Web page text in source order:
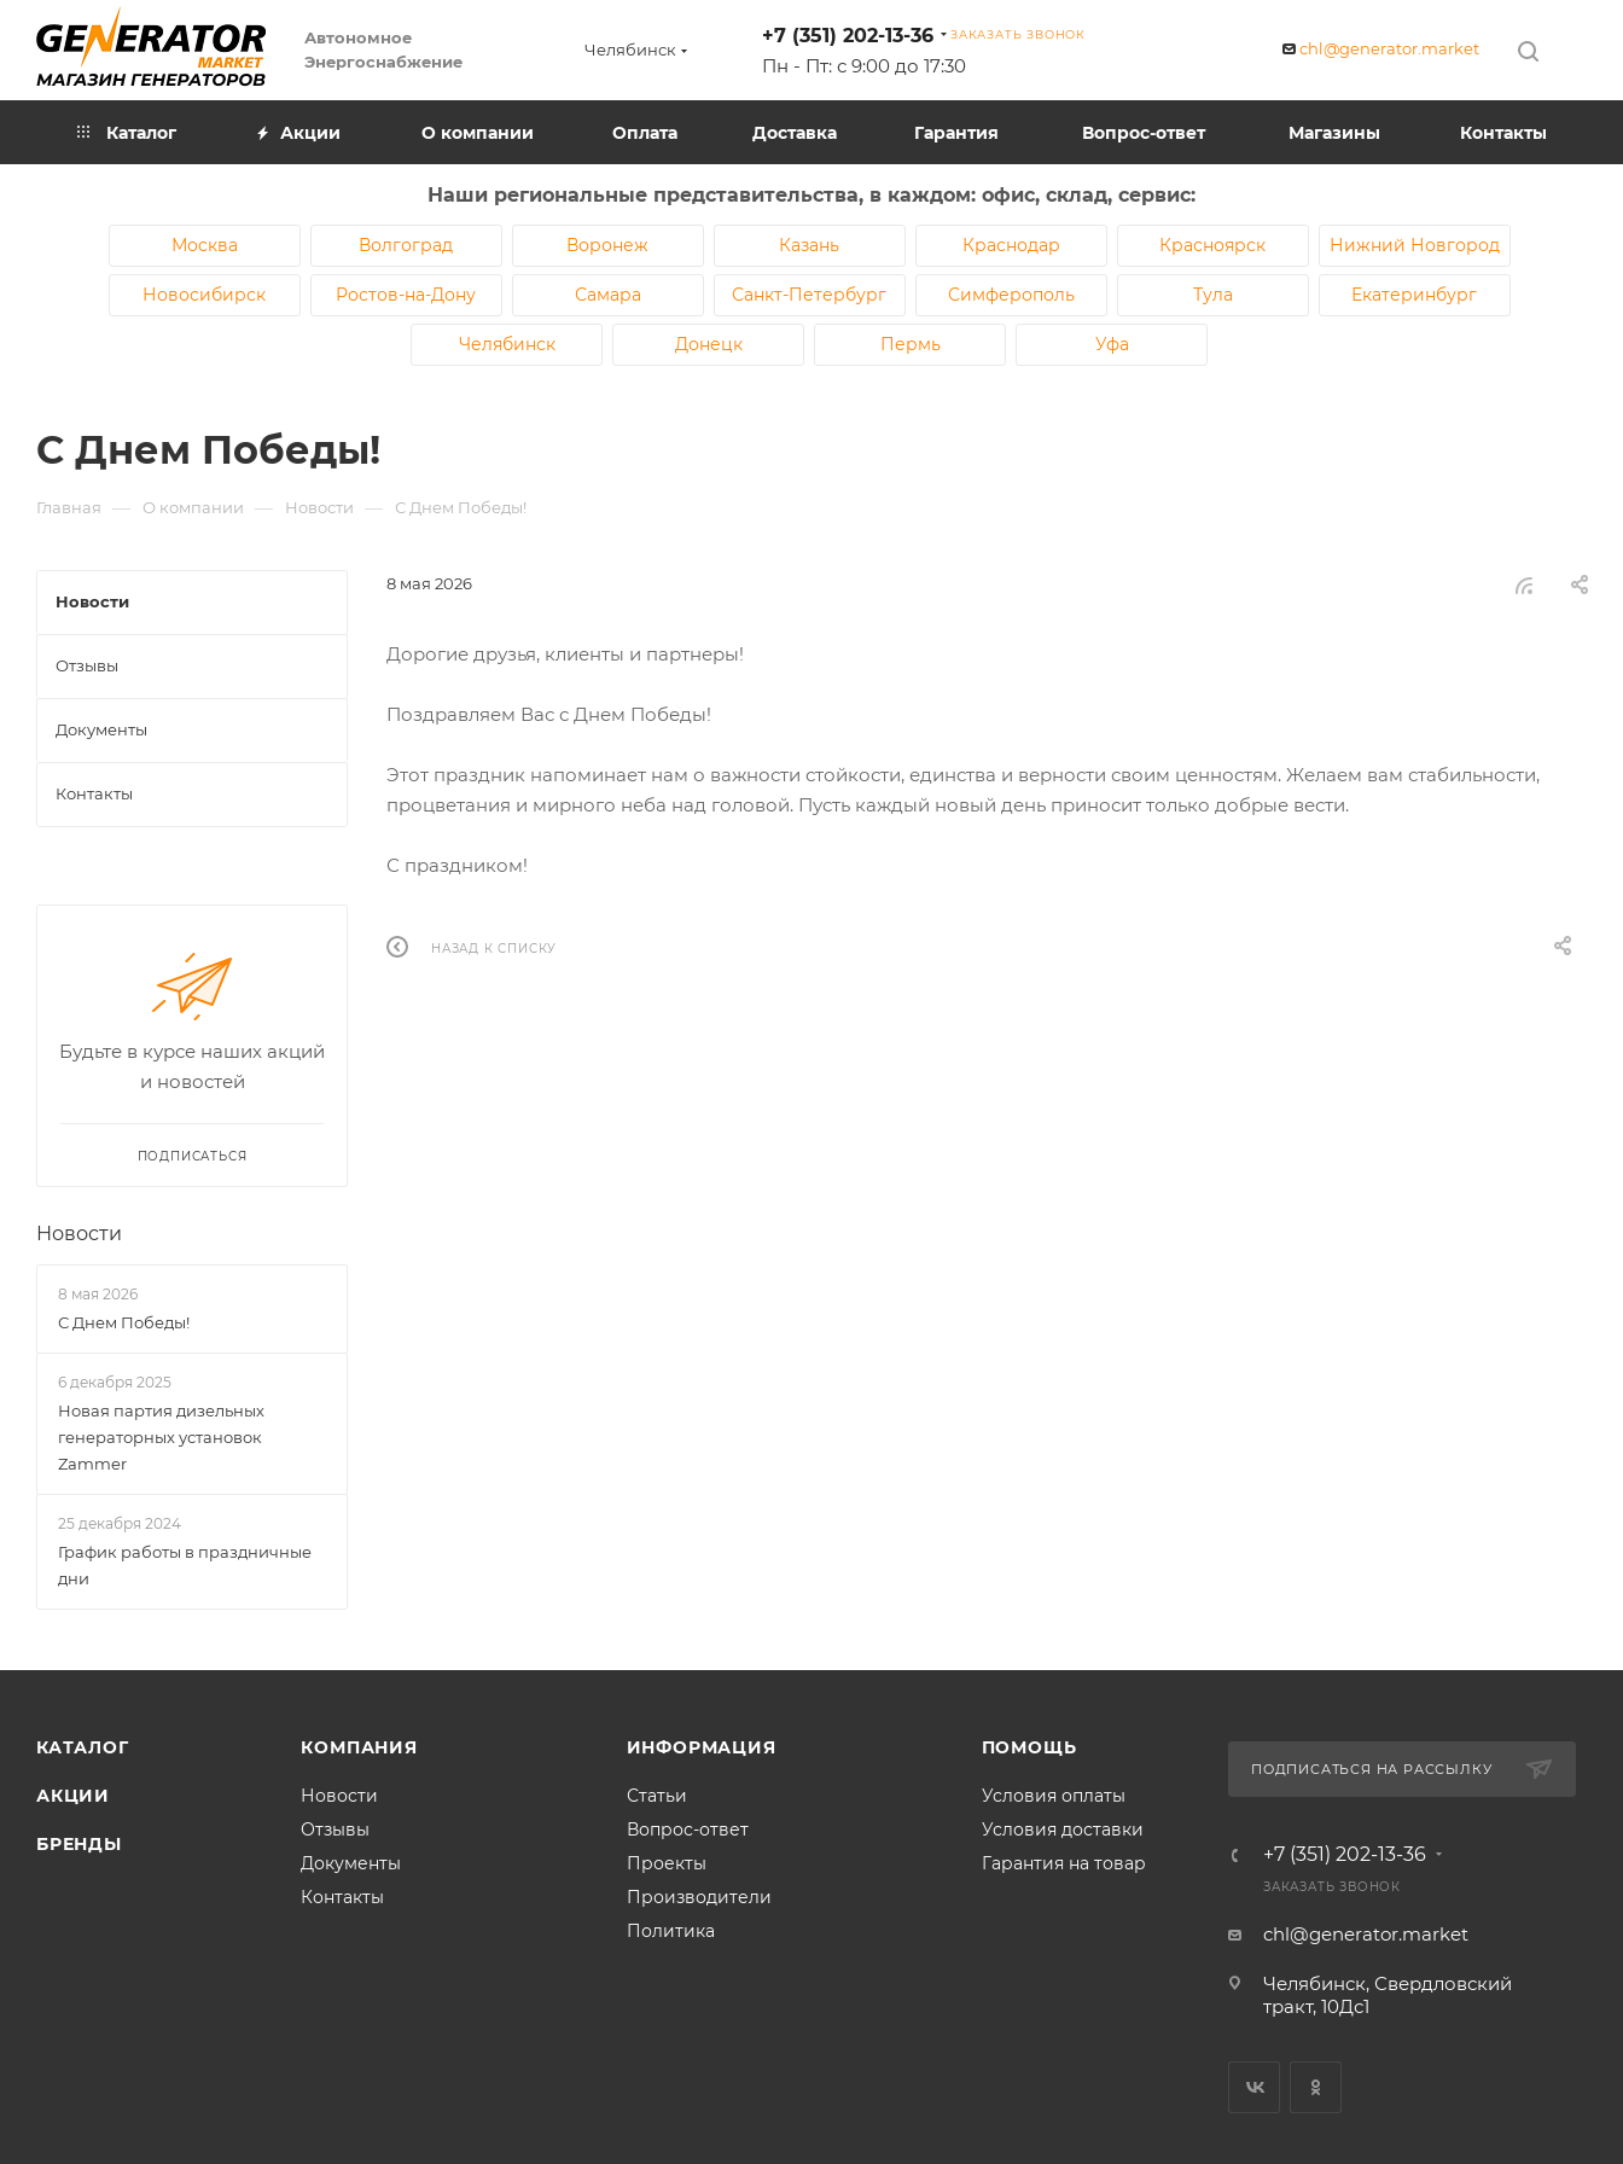
Автономное
Энергоснабжение
Челябинск
+7 (351) 202-13-36 ЗАКАЗАТЬ ЗВОНОК
Пн - Пт: с 9:00 до 17:30
chl@generator.market
Каталог Акции О компании Оплата Доставка Гарантия Вопрос-ответ Магазины Контакты
Наши региональные представительства, в каждом: офис, склад, сервис:
Москва Волгоград Воронеж Казань Краснодар Красноярск Нижний Новгород
Новосибирск Ростов-на-Дону Самара Санкт-Петербург Симферополь Тула Екатеринбург
Челябинск Донецк Пермь Уфа
С Днем Победы!
Главная — О компании — Новости — С Днем Победы!
8 мая 2026
Дорогие друзья, клиенты и партнеры!
Поздравляем Вас с Днем Победы!
Этот праздник напоминает нам о важности стойкости, единства и верности своим ценностям. Желаем вам стабильности,
процветания и мирного неба над головой. Пусть каждый новый день приносит только добрые вести.
С праздником!
НАЗАД К СПИСКУ
Новости
Отзывы
Документы
Контакты
Будьте в курсе наших акций
и новостей
ПОДПИСАТЬСЯ
Новости
8 мая 2026
С Днем Победы!
6 декабря 2025
Новая партия дизельных
генераторных установок
Zammer
25 декабря 2024
График работы в праздничные
дни
КАТАЛОГ
АКЦИИ
БРЕНДЫ
КОМПАНИЯ
Новости
Отзывы
Документы
Контакты
ИНФОРМАЦИЯ
Статьи
Вопрос-ответ
Проекты
Производители
Политика
ПОМОЩЬ
Условия оплаты
Условия доставки
Гарантия на товар
ПОДПИСАТЬСЯ НА РАССЫЛКУ
+7 (351) 202-13-36
ЗАКАЗАТЬ ЗВОНОК
chl@generator.market
Челябинск, Свердловский
тракт, 10Дс1